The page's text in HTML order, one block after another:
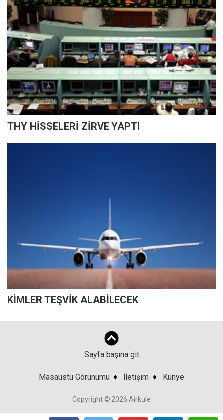
THY HİSSELERİ ZİRVE YAPTI
KİMLER TEŞVİK ALABİLECEK
Sayfa başına git
Masaüstü Görünümü ♦ İletişim ♦ Künye
Copyright © 2026 Airkule